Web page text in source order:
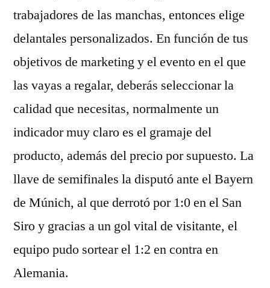
trabajadores de las manchas, entonces elige
delantales personalizados. En función de tus
objetivos de marketing y el evento en el que
las vayas a regalar, deberás seleccionar la
calidad que necesitas, normalmente un
indicador muy claro es el gramaje del
producto, además del precio por supuesto. La
llave de semifinales la disputó ante el Bayern
de Múnich, al que derrotó por 1:0 en el San
Siro y gracias a un gol vital de visitante, el
equipo pudo sortear el 1:2 en contra en
Alemania.